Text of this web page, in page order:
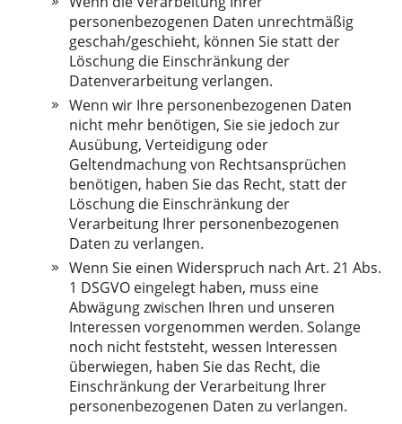
personenbezogenen Daten unrechtmäßig
geschah/geschieht, können Sie statt der
Löschung die Einschränkung der
Datenverarbeitung verlangen.
Wenn wir Ihre personenbezogenen Daten
nicht mehr benötigen, Sie sie jedoch zur
Ausübung, Verteidigung oder
Geltendmachung von Rechtsansprüchen
benötigen, haben Sie das Recht, statt der
Löschung die Einschränkung der
Verarbeitung Ihrer personenbezogenen
Daten zu verlangen.
Wenn Sie einen Widerspruch nach Art. 21 Abs.
1 DSGVO eingelegt haben, muss eine
Abwägung zwischen Ihren und unseren
Interessen vorgenommen werden. Solange
noch nicht feststeht, wessen Interessen
überwiegen, haben Sie das Recht, die
Einschränkung der Verarbeitung Ihrer
personenbezogenen Daten zu verlangen.